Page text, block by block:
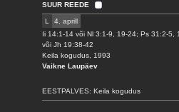
SUUR REEDE
L
4. aprill
Ii 14:1-14 või Nl 3:1-9, 19-24; Ps 31:2-5,
või Jh 19:38-42
Keila kogudus, 1993
Vaikne Laupäev
EESTPALVES: Keila kogudus